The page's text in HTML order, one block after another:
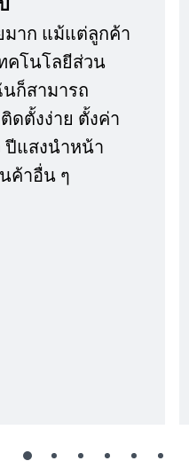
มาก แม้แต่ลูกค้า
คโนโลยีส่วน
ก็สามารถ
ดตั้งง่าย ตั้งค่า
ปีแสงนำหน้า
ค้าอื่น ๆ